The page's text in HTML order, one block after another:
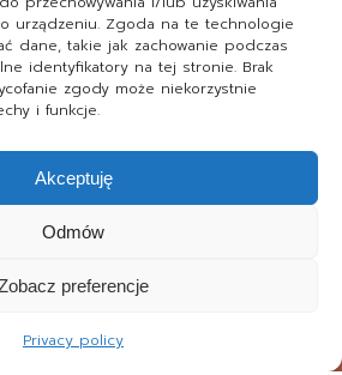
urządzeniu. Zgoda na te technologie
dane, takie jak zachowanie podczas
identyfikatory na tej stronie. Brak
zgody może niekorzystnie
i funkcje.
Akceptuję
Odmów
preferencje
Privacy policy